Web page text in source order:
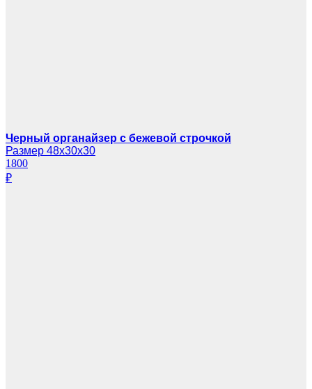
Черный органайзер с бежевой строчкой
Размер 48х30х30
1800
₽